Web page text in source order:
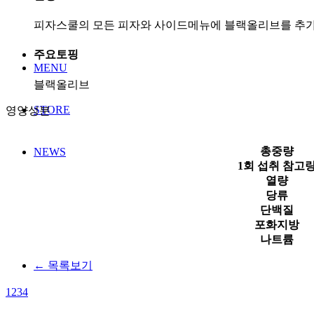
MENU
STORE
NEWS
피자스쿨의 모든 피자와 사이드메뉴에 블랙올리브를 추
주요토핑
블랙올리브
영양성분
총중량
1회 섭취 참고
열량
당류
단백질
포화지방
나트륨
← 목록보기
1 234